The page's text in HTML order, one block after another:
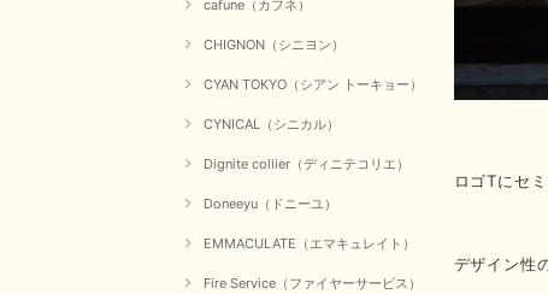
cafune（カフネ）
CHIGNON（シニヨン）
CYAN TOKYO（シアン トーキョー）
CYNICAL（シニカル）
Dignite collier（ディニテコリエ）
Doneeyu（ドニーユ）
EMMACULATE（エマキュレイト）
Fire Service（ファイヤーサービス）
ロゴTにセ
デザイン性